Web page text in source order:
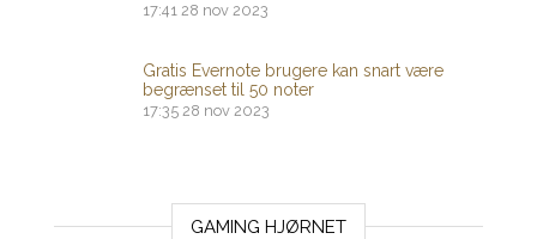
17:41 28 nov 2023
Gratis Evernote brugere kan snart være
begrænset til 50 noter
17:35 28 nov 2023
GAMING HJØRNET